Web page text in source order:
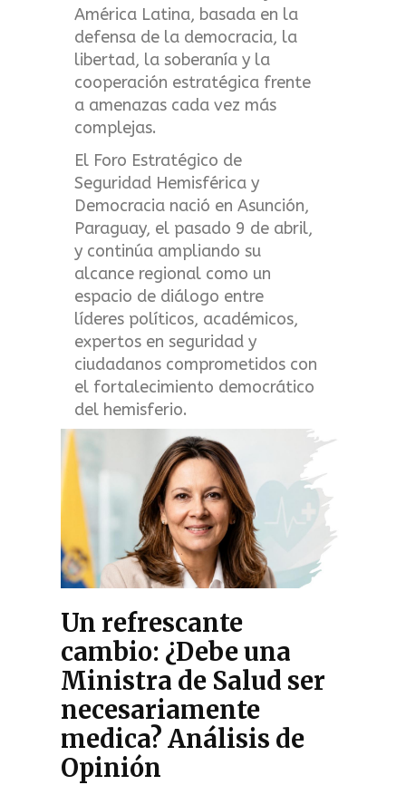
América Latina, basada en la
defensa de la democracia, la
libertad, la soberanía y la
cooperación estratégica frente
a amenazas cada vez más
complejas.
El Foro Estratégico de
Seguridad Hemisférica y
Democracia nació en Asunción,
Paraguay, el pasado 9 de abril,
y continúa ampliando su
alcance regional como un
espacio de diálogo entre
líderes políticos, académicos,
expertos en seguridad y
ciudadanos comprometidos con
el fortalecimiento democrático
del hemisferio.
Un refrescante
cambio: ¿Debe una
Ministra de Salud ser
necesariamente
medica? Análisis de
Opinión